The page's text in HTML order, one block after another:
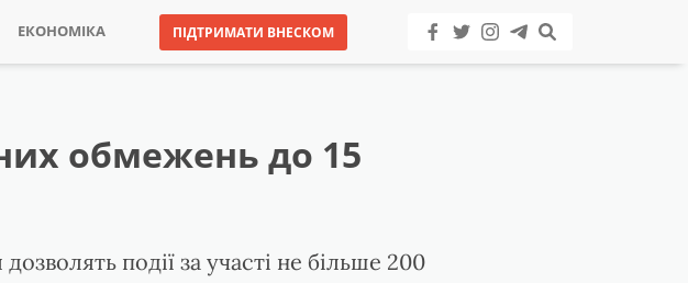
ЕКОНОМІКА ПІДТРИМАТИ ВНЕСКОМ
обмежень до 15
події за участі не більше 200